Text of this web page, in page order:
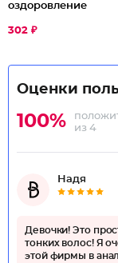
оздоровление
302 ₽
Оценки
100%
из 4
Надя
Девочки! Это
тонких волос! Я
этой фирмы в